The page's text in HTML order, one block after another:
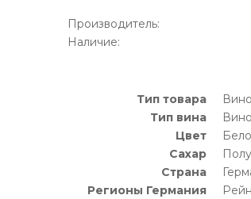
Производитель:
Наличие:
Тип товара
Вино
Тип вина
Цвет
Сахар
Страна
Регионы Германия